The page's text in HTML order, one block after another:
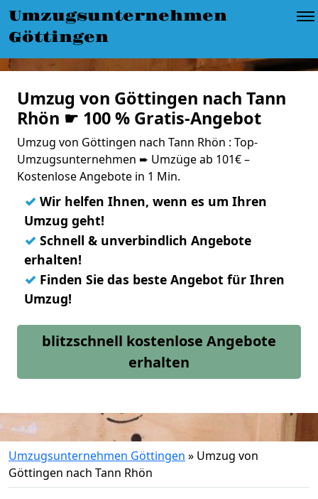
Umzugsunternehmen
Göttingen
Umzug von Göttingen nach Tann
Rhön ☛ 100 % Gratis-Angebot
Umzug von Göttingen nach Tann Rhön : Top-
Umzugsunternehmen ➨ Umzüge ab 101€ –
Kostenlose Angebote in 1 Min.
✓ Wir helfen Ihnen, wenn es um Ihren
Umzug geht!
✓ Schnell & unverbindlich Angebote
erhalten!
✓ Finden Sie das beste Angebot für Ihren
Umzug!
blitzschnell kostenlose Angebote
erhalten
Umzugsunternehmen Göttingen » Umzug von
Göttingen nach Tann Rhön